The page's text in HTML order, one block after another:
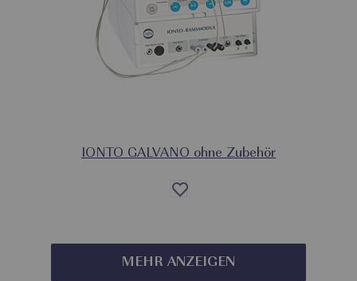
IONTO GALVANO ohne Zubehör
Auf
die
MEHR ANZEIGEN